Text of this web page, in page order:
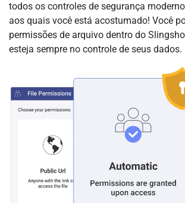
todos os controles de segurança
aos quais você está acostumado! Você
permissões de arquivo dentro do
esteja sempre no controle de seus dados.